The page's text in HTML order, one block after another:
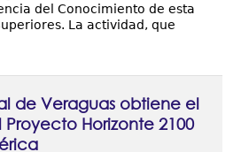
del Conocimiento de esta
La actividad, que
de Veraguas obtiene el
Horizonte 2100